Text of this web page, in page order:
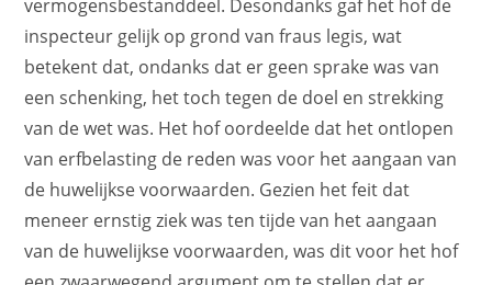
vermogensbestanddeel. Desondanks gaf het hof de
inspecteur gelijk op grond van fraus legis, wat
betekent dat, ondanks dat er geen sprake was van
een schenking, het toch tegen de doel en strekking
van de wet was. Het hof oordeelde dat het ontlopen
van erfbelasting de reden was voor het aangaan van
de huwelijkse voorwaarden. Gezien het feit dat
meneer ernstig ziek was ten tijde van het aangaan
van de huwelijkse voorwaarden, was dit voor het hof